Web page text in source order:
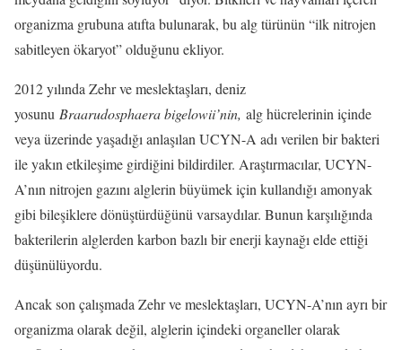
organizma grubuna atıfta bulunarak, bu alg türünün “ilk nitrojen
sabitleyen ökaryot” olduğunu ekliyor.
2012 yılında Zehr ve meslektaşları, deniz
yosunu Braarudosphaera bigelowii’nin, alg hücrelerinin içinde
veya üzerinde yaşadığı anlaşılan UCYN-A adı verilen bir bakteri
ile yakın etkileşime girdiğini bildirdiler. Araştırmacılar, UCYN-
A’nın nitrojen gazını alglerin büyümek için kullandığı amonyak
gibi bileşiklere dönüştürdüğünü varsaydılar. Bunun karşılığında
bakterilerin alglerden karbon bazlı bir enerji kaynağı elde ettiği
düşünülüyordu.
Ancak son çalışmada Zehr ve meslektaşları, UCYN-A’nın ayrı bir
organizma olarak değil, alglerin içindeki organeller olarak